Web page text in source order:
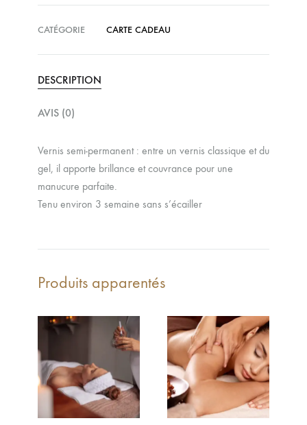
CATÉGORIE CARTE CADEAU
DESCRIPTION
AVIS (0)
Vernis semi-permanent : entre un vernis classique et du
gel, il apporte brillance et couvrance pour une
manucure parfaite.
Tenu environ 3 semaine sans s’écailler
Produits apparentés